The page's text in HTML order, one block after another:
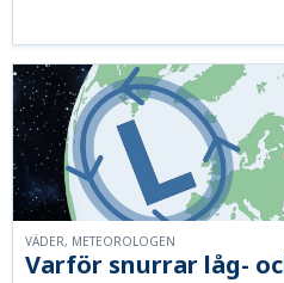
Varför snurrar låg-
VÄDER, METEOROLOGEN